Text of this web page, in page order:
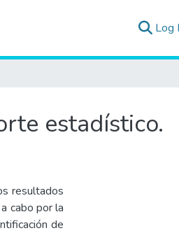
Log
estadístico.
resultados
cabo por la
de